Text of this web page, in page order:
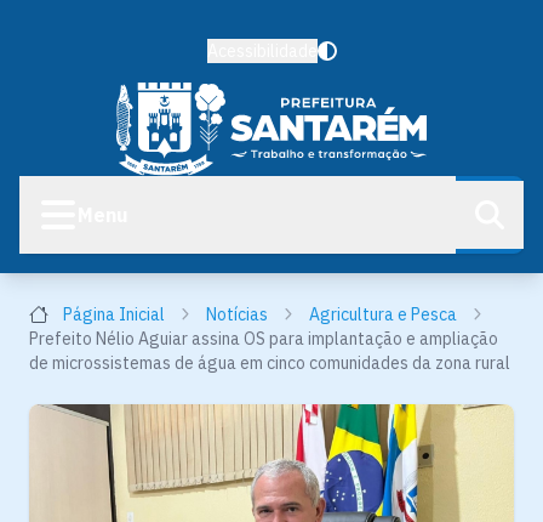
Página Inicial Notícias
Agricultura e Pesca
Prefeito Nélio Aguiar assina OS para implantação e ampliação
de microssistemas de água em cinco comunidades da zona rural